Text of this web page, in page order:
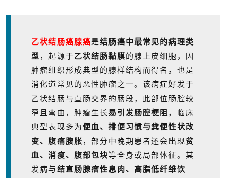
乙状结肠癌腺癌是结肠癌中最常见的病理类
型 ，起源于乙状结肠黏膜的腺上皮细胞，因
肿瘤组织形成典型的腺样结构而得名，也是
消化道常见的恶性肿瘤之一。该病症好发于
乙状结肠与直肠交界的肠段，此部位肠腔较
窄且弯曲，肿瘤生长易引发肠腔梗阻 ，临床
典型表现多为便血、排便习惯与粪便性状改
变、腹痛腹胀 ，部分中晚期患者还会出现贫
血、消瘦、腹部包块等全身或局部体征。其
发病与结直肠腺瘤性息肉、高脂低纤维饮